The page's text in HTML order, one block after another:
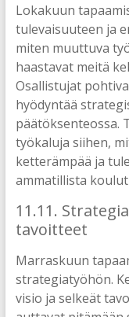
Lokakuun
tulevaisuuteen ja
miten muuttuva
haastavat meitä
Osallistujat
hyödyntää
päätöksenteossa.
työkaluja siihen,
ketterämpää ja
ammatillista
11.11.
tavoitteet
Marraskuun
strategiatyöhön.
visio ja selkeät